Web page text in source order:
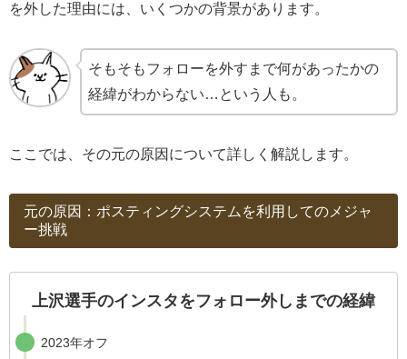
を外した理由には、いくつかの背景があります。
そもそもフォローを外すまで何があったかの
経緯がわからない…という人も。
ここでは、その元の原因について詳しく解説します。
元の原因：ポスティングシステムを利用してのメジャ
ー挑戦
上沢選手のインスタをフォロー外しまでの経緯
2023年オフ